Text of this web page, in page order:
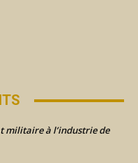
militaire à l’industrie de